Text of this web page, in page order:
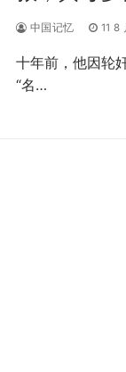
中国记忆 11 8
十年前，他因轮
“名…